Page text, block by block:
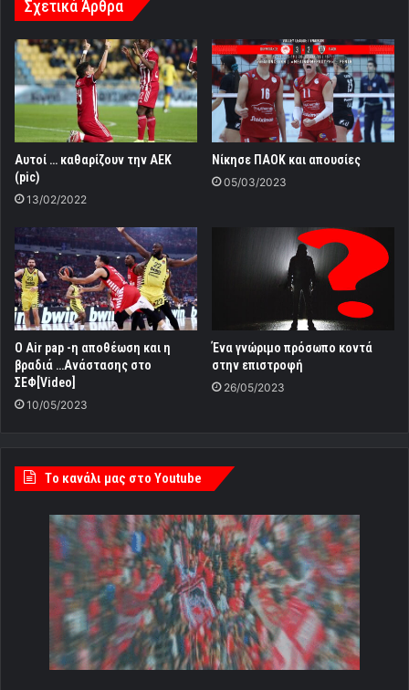
Σχετικά Άρθρα
Αυτοί … καθαρίζουν την ΑΕΚ
(pic)
13/02/2022
Νίκησε ΠΑΟΚ και απουσίες
05/03/2023
Ο Air pap -η αποθέωση και η
βραδιά …Ανάστασης στο
ΣΕΦ[Video]
10/05/2023
Ένα γνώριμο πρόσωπο κοντά
στην επιστροφή
26/05/2023
Tο κανάλι μας στο Youtube